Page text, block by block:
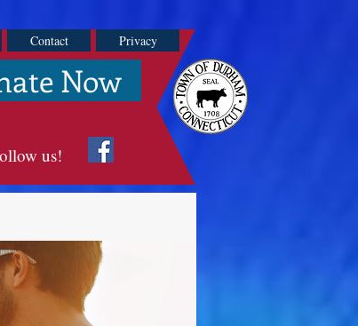
Contact Privacy
Now
us!